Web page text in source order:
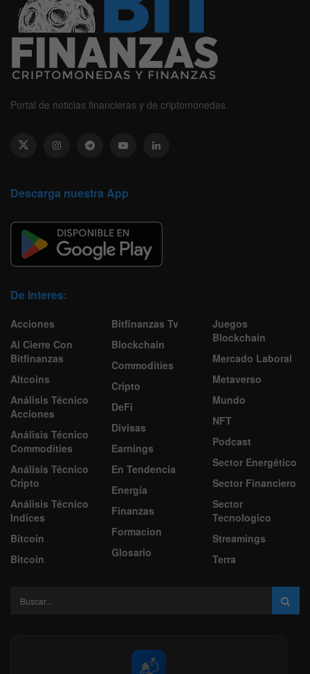
Portal de noticias financieras y de criptomonedas.
Descarga nuestra App
De Interes:
Acciones
Al Cierre Con
Bitfinanzas
Altcoins
Análisis Técnico
Acciones
Análisis Técnico
Commodities
Análisis Técnico
Cripto
Análisis Técnico
Indices
Bitcoin
Bitcoin
Bitfinanzas Tv
Blockchain
Commodities
Cripto
DeFi
Divisas
Earnings
En Tendencia
Energía
Finanzas
Formacion
Glosario
Juegos
Blockchain
Mercado Laboral
Metaverso
Mundo
NFT
Podcast
Sector Energético
Sector Financiero
Sector
Tecnologico
Streamings
Terra
📬